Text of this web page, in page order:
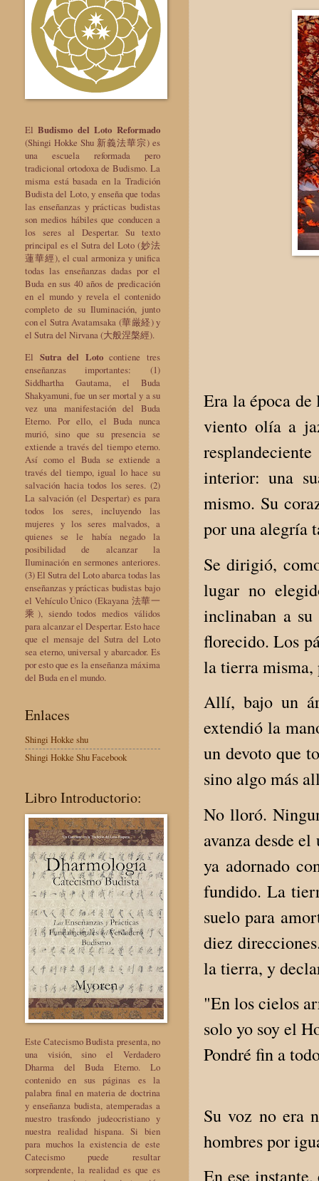
Era la época
viento olía a
interior: una
mismo. Su
por una alegría
Se dirigió,
lugar no
inclinaban a su
florecido. Los
la tierra misma,
Allí, bajo un
extendió la
un devoto que
sino algo más
No lloró.
avanza desde
ya adornado
fundido. La
suelo para
diez
la tierra, y
"En los cielos
solo yo soy el
Pondré fin a
Su voz no era
hombres por
En ese
ElBudismo del Loto Reformado
(Shingi Hokke Shu 新義法華宗) es
una escuela reformada pero
tradicional ortodoxa de Budismo. La
misma está basada en la Tradición
Budista del Loto, y enseña que todas
las enseñanzas y prácticas budistas
son medios hábiles que conducen a
los seres al Despertar. Su texto
principal es el Sutra del Loto (妙法
蓮華經), el cual armoniza y unifica
todas las enseñanzas dadas por el
Buda en sus 40 años de predicación
en el mundo y revela el contenido
completo de su Iluminación, junto
con el Sutra Avatamsaka (華厳経) y
el Sutra del Nirvana (大般涅槃經).
El Sutra del Lotocontiene tres
enseñanzas importantes: (1)
Siddhartha Gautama, el Buda
Shakyamuni, fue un ser mortal y a su
vez una manifestación del Buda
Eterno. Por ello, el Buda nunca
murió, sino que su presencia se
extiende a través del tiempo eterno.
Así como el Buda se extiende a
través del tiempo, igual lo hace su
salvación hacia todos los seres. (2)
La salvación (el Despertar) es para
todos los seres, incluyendo las
mujeres y los seres malvados, a
quienes se le había negado la
posibilidad de alcanzar la
Iluminación en sermones anteriores.
(3) El Sutra del Loto abarca todas las
enseñanzas y prácticas budistas bajo
el Vehículo Único (Ekayana 法華一
乘), siendo todos medios válidos
para alcanzar el Despertar. Esto hace
que el mensaje del Sutra del Loto
sea eterno, universal y abarcador. Es
por esto que es la enseñanza máxima
del Buda en el mundo.
Enlaces
Shingi Hokke shu
Shingi Hokke Shu Facebook
Libro Introductorio:
Este Catecismo Budista presenta, no
una visión, sino el Verdadero
Dharma del Buda Eterno. Lo
contenido en sus páginas es la
palabra final en materia de doctrina
y enseñanza budista, atemperadas a
nuestro trasfondo judeocristiano y
nuestra realidad hispana. Si bien
para muchos la existencia de este
Catecismo puede resultar
sorprendente, la realidad es que es